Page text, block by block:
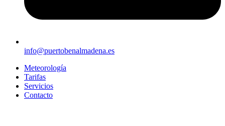
info@puertobenalmadena.es
Meteorología
Tarifas
Servicios
Contacto